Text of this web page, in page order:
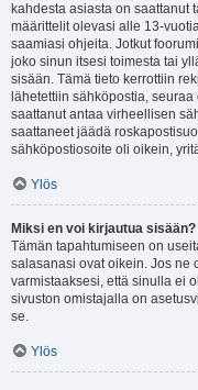
kahdesta asiasta on saattanut
määrittelit olevasi alle 13-
saamiasi ohjeita. Jotkut
joko sinun itsesi toimesta tai
sisään. Tämä tieto kerrottiin
lähetettiin sähköpostia,
saattanut antaa virheellisen
saattaneet jäädä
sähköpostiosoite oli oikein,
Ylös
Miksi en voi kirjautua sisään?
Tämän tapahtumiseen on
salasanasi ovat oikein. Jos ne
varmistaaksesi, että sinulla ei
sivuston omistajalla on
se.
Ylös